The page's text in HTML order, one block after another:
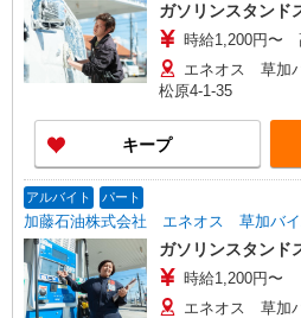
ガソリンスタンド
時給1,200円〜
エネオス 草加
松原4-1-35
キープ
アルバイト パート
加藤石油株式会社 エネオス 草加バイ
ガソリンスタンド
時給1,200円〜
エネオス 草加